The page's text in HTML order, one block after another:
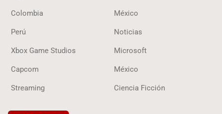
Colombia México
Perú Noticias
Xbox Game Studios Microsoft
Capcom México
Streaming Ciencia Ficción